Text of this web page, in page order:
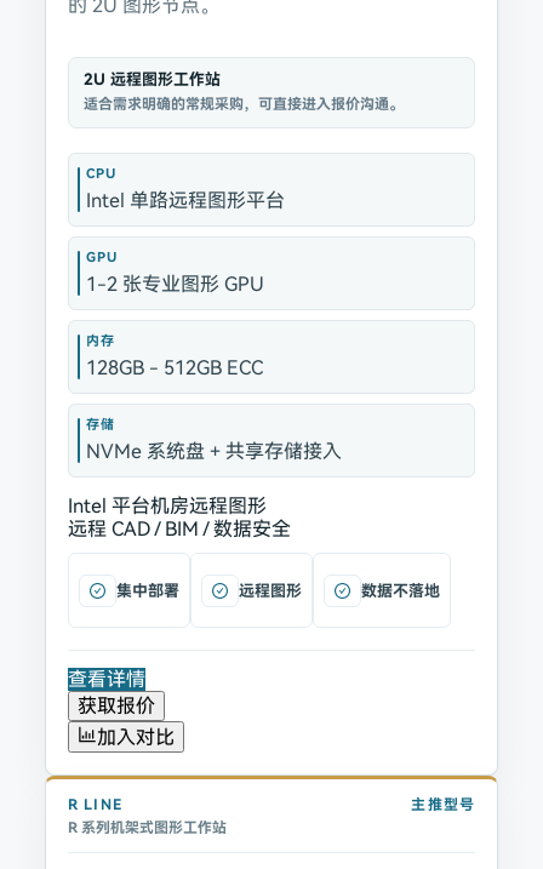
的 2U 图形节点。
2U 远程图形工作站
适合需求明确的常规采购，可直接进入报价沟通。
CPU
Intel 单路远程图形平台
GPU
1-2 张专业图形 GPU
内存
128GB - 512GB ECC
存储
NVMe 系统盘 + 共享存储接入
Intel 平台机房远程图形
远程 CAD / BIM / 数据安全
集中部署 远程图形 数据不落地
查看详情
获取报价
加入对比
R LINE
R 系列机架式图形工作站
主推型号